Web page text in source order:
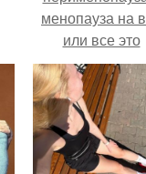
менопауза на
или все это
ерунда?